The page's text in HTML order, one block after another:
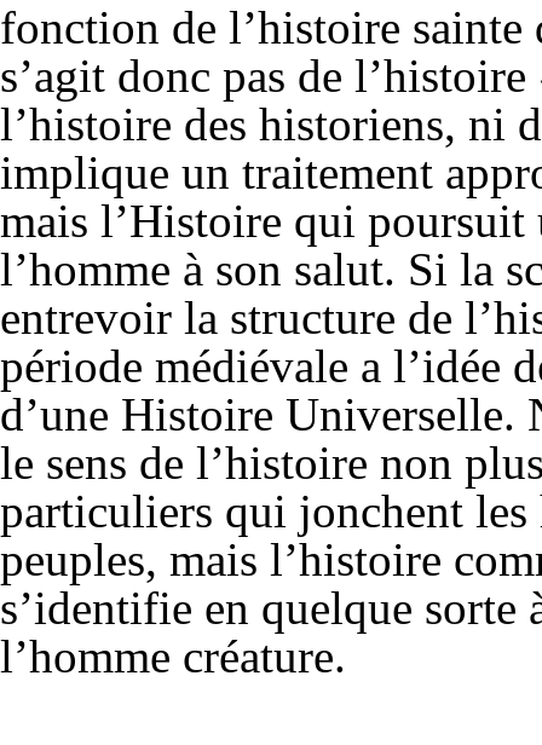
fonction de l’histoire
s’agit donc pas de
l’histoire des historiens, ni
implique un traitement
mais l’Histoire qui
l’homme à son salut. Si la
entrevoir la structure de
période médiévale a l’idée
d’une Histoire Universelle.
le sens de l’histoire non
particuliers qui jonchent
peuples, mais l’histoire
s’identifie en quelque sorte
l’homme créature.